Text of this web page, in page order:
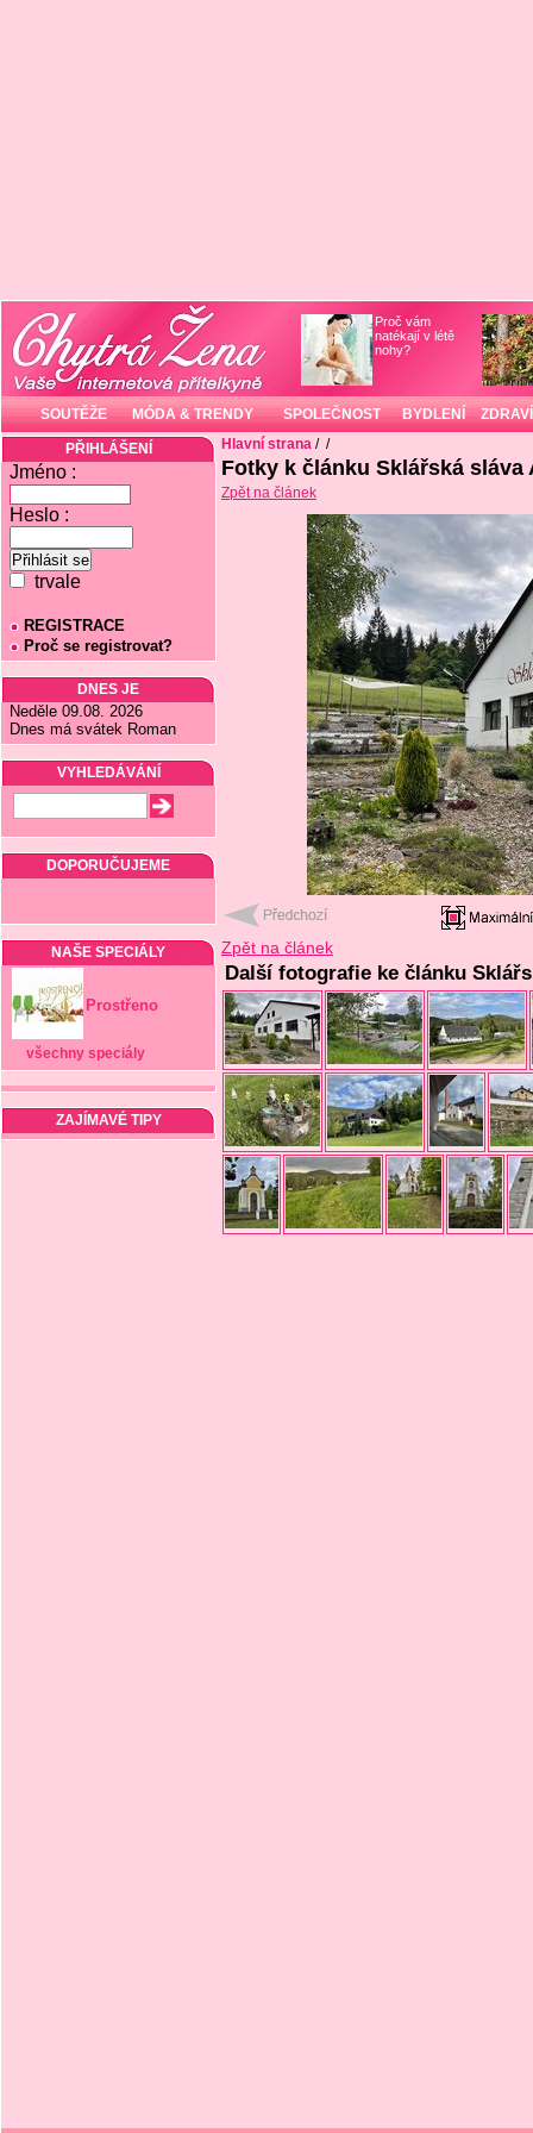
Proč vám
natékají v létě
nohy?
SOUTĚŽE MÓDA & TRENDY SPOLEČNOST BYDLENÍ ZDRAVÍ
PŘIHLÁŠENÍ
Jméno :
Heslo :
trvale
REGISTRACE
Proč se registrovat?
DNES JE
Neděle 09.08. 2026
Dnes má svátek Roman
VYHLEDÁVÁNÍ
DOPORUČUJEME
NAŠE SPECIÁLY
Prostřeno
všechny speciály
ZAJÍMAVÉ TIPY
Hlavní strana / /
Fotky k článku Sklářská sláva
Zpět na článek
Zpět na článek
Další fotografie ke článku